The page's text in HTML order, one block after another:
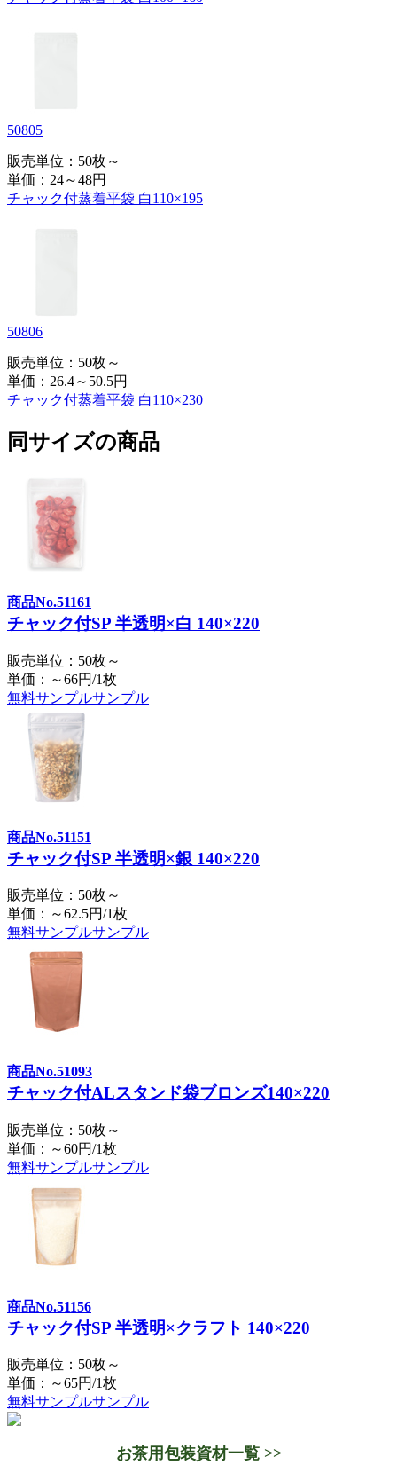
50805
販売単位：50枚～
単価： 24～48円
チャック付蒸着平袋 白110×195
50806
販売単位：50枚～
単価： 26.4～50.5円
チャック付蒸着平袋 白110×230
同サイズの商品
商品No.51161
チャック付SP 半透明×白 140×220
販売単位：50枚～
単価：～66円/1枚
無料サンプルサンプル
商品No.51151
チャック付SP 半透明×銀 140×220
販売単位：50枚～
単価：～62.5円/1枚
無料サンプルサンプル
商品No.51093
チャック付ALスタンド袋ブロンズ140×220
販売単位：50枚～
単価：～60円/1枚
無料サンプルサンプル
商品No.51156
チャック付SP 半透明×クラフト 140×220
販売単位：50枚～
単価：～65円/1枚
無料サンプルサンプル
お茶用包装資材一覧 >>